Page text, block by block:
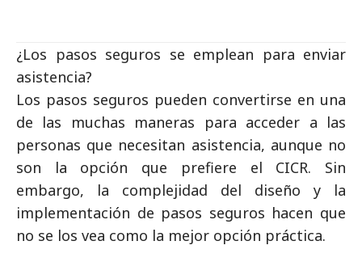
¿Los pasos seguros se emplean para enviar
asistencia?
Los pasos seguros pueden convertirse en una
de las muchas maneras para acceder a las
personas que necesitan asistencia, aunque no
son la opción que prefiere el CICR. Sin
embargo, la complejidad del diseño y la
implementación de pasos seguros hacen que
no se los vea como la mejor opción práctica.